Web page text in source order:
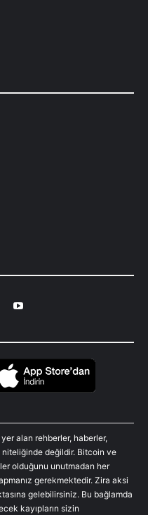
alan rehberler, haberler,
niteliğinde değildir. Bitcoin ve
olduğunu unutmadan her
gerekmektedir. Zira aksi
gelebilirsiniz. Bu bağlamda
kayıpların sizin